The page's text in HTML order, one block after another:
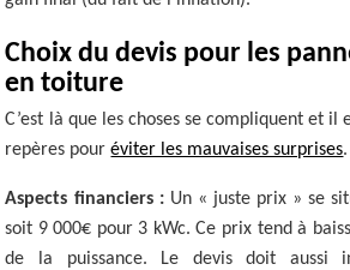
Choix du devis pour les
en toiture
C’est là que les choses se compliquent et il
repères pouréviter les mauvaises surprises.
Aspects financiers :Un « juste prix » se
soit 9 000€ pour 3 kWc. Ce prix tend à
de la puissance. Le devis doit aussi